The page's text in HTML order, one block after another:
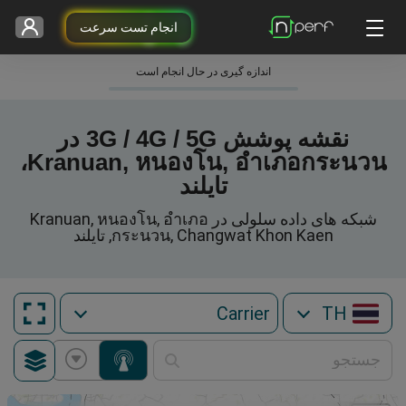
انجام تست سرعت
اندازه گیری در حال انجام است
نقشه پوشش 3G / 4G / 5G در
Kranuan, หนองโน, อำเภอกระนวน،
تایلند
شبکه های داده سلولی در Kranuan, หนองโน, อำเภอ
กระนวน, Changwat Khon Kaen, تایلند
TH